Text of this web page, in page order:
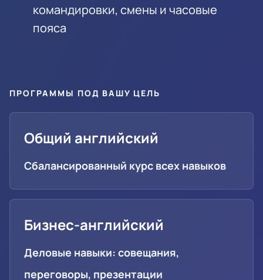
командировки, смены и часовые
пояса
ПРОГРАММЫ ПОД ВАШУ ЦЕЛЬ
Общий английский
Сбалансированный курс всех навыков
Бизнес-английский
Деловые навыки: совещания,
переговоры, презентации